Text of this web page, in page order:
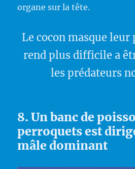
organe sur la tête.
Le cocon masque
rend plus difficile a
les prédateurs
8. Un banc de
perroquets est
mâle dominant